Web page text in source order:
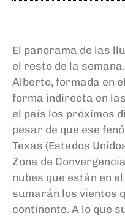
El panorama de las
el resto de la
Alberto, formada en
forma indirecta en
el país los próximos
pesar de que ese
Texas (Estados
Zona de
nubes que están en
sumarán los vientos
continente. A lo que